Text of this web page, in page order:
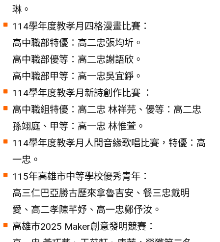
琳。
114學年度教孝月四格漫畫比賽：
高中職部特優：高二忠張均圻。
高中職部優等：高二忠謝語欣。
高中職部甲等：高一忠吳宜錚。
114學年度教孝月新詩創作比賽 ：
高中職組特優：高二忠 林祥芫、優等：高二忠
孫翊庭、甲等：高一忠 林惟萱。
114學年度教孝月人間音緣歌唱比賽，特優：高
一忠。
115年高雄市中等學校優秀青年：
高三仁巴亞勝古歷來拿魯吉安、餐三忠戴明
愛、高二孝陳芊妤、高一忠鄭伃汝。
高雄市2025 Maker創意發明競賽：